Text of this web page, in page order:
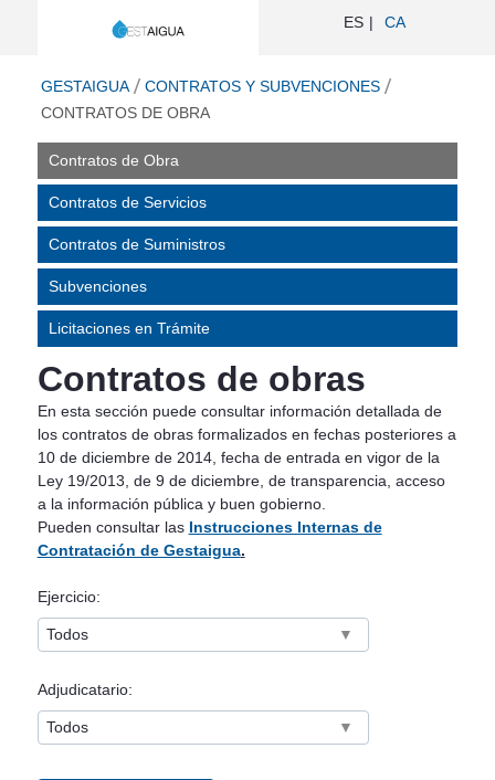
Contratos de Obra - Gestaigua
ES CA
GESTAIGUA
CONTRATOS Y SUBVENCIONES
CONTRATOS DE OBRA
Contratos de Obra
Contratos de Servicios
Contratos de Suministros
Subvenciones
Licitaciones en Trámite
Contratos de obras
En esta sección puede consultar información detallada de
los contratos de obras formalizados en fechas posteriores a
10 de diciembre de 2014, fecha de entrada en vigor de la
Ley 19/2013, de 9 de diciembre, de transparencia, acceso
a la información pública y buen gobierno.
Pueden consultar las Instrucciones Internas de
Contratación de Gestaigua.
Ejercicio:
▼
Adjudicatario:
▼